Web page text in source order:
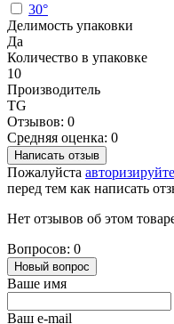
30°
Делимость упаковки
Да
Количество в упаковке
10
Производитель
TG
Отзывов: 0
Средняя оценка: 0
Написать отзыв
Пожалуйста
перед тем как написать
Нет отзывов об этом
Вопросов: 0
Новый вопрос
Ваше имя
Ваш e-mail